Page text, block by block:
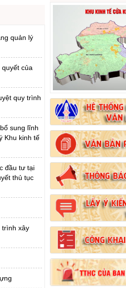
quản lý
của
quy trình
sung lĩnh
Khu kinh tế
đầu tư tại
thủ tục
trình xây